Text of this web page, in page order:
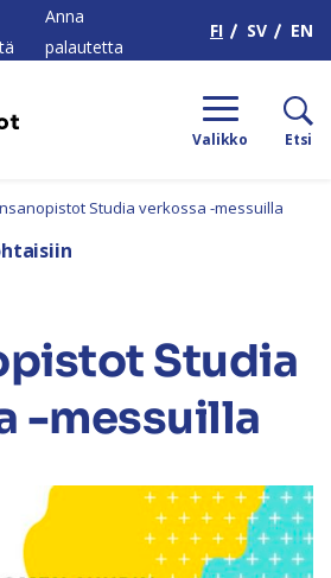
Anna
palautetta
FI SV EN
Valikko Etsi
Studia verkossa -messuilla
Studia
-messuilla